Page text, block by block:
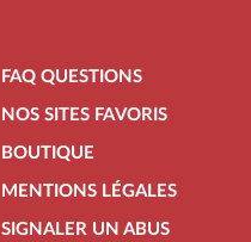
FAQ QUESTIONS
NOS SITES FAVORIS
BOUTIQUE
MENTIONS LÉGALES
SIGNALER UN ABUS